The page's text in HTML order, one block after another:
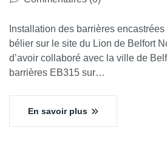
Installation des barrières
bélier sur le site du Lion de Belfort
d’avoir collaboré avec la ville de
barrières EB315 sur…
En savoir plus